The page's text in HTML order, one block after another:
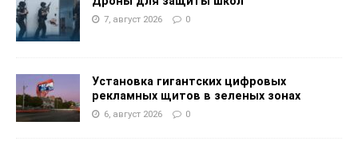
7, август 2026 0
Установка гигантских цифровых
рекламных щитов в зеленых зонах
6, август 2026 0